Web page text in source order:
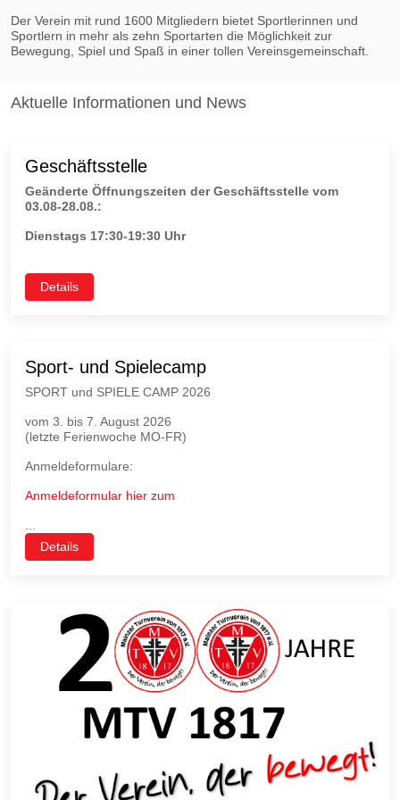
Der Verein mit rund 1600 Mitgliedern bietet Sportlerinnen und
Sportlern in mehr als zehn Sportarten die Möglichkeit zur
Bewegung, Spiel und Spaß in einer tollen Vereinsgemeinschaft.
Aktuelle Informationen und News
Geschäftsstelle
Geänderte Öffnungszeiten der Geschäftsstelle vom
03.08-28.08.:
Dienstags 17:30-19:30 Uhr
Details
Sport- und Spielecamp
SPORT und SPIELE CAMP 2026
vom 3. bis 7. August 2026
(letzte Ferienwoche MO-FR)
Anmeldeformulare:
Anmeldeformular hier zum
...
Details